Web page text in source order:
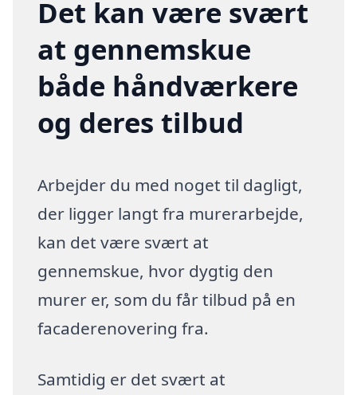
Det kan være svært
at gennemskue
både håndværkere
og deres tilbud
Arbejder du med noget til dagligt,
der ligger langt fra murerarbejde,
kan det være svært at
gennemskue, hvor dygtig den
murer er, som du får tilbud på en
facaderenovering fra.
Samtidig er det svært at